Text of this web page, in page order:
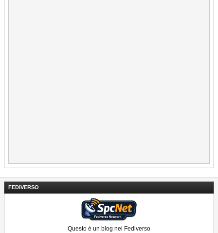
FEDIVERSO
Questo è un blog nel Fediverso